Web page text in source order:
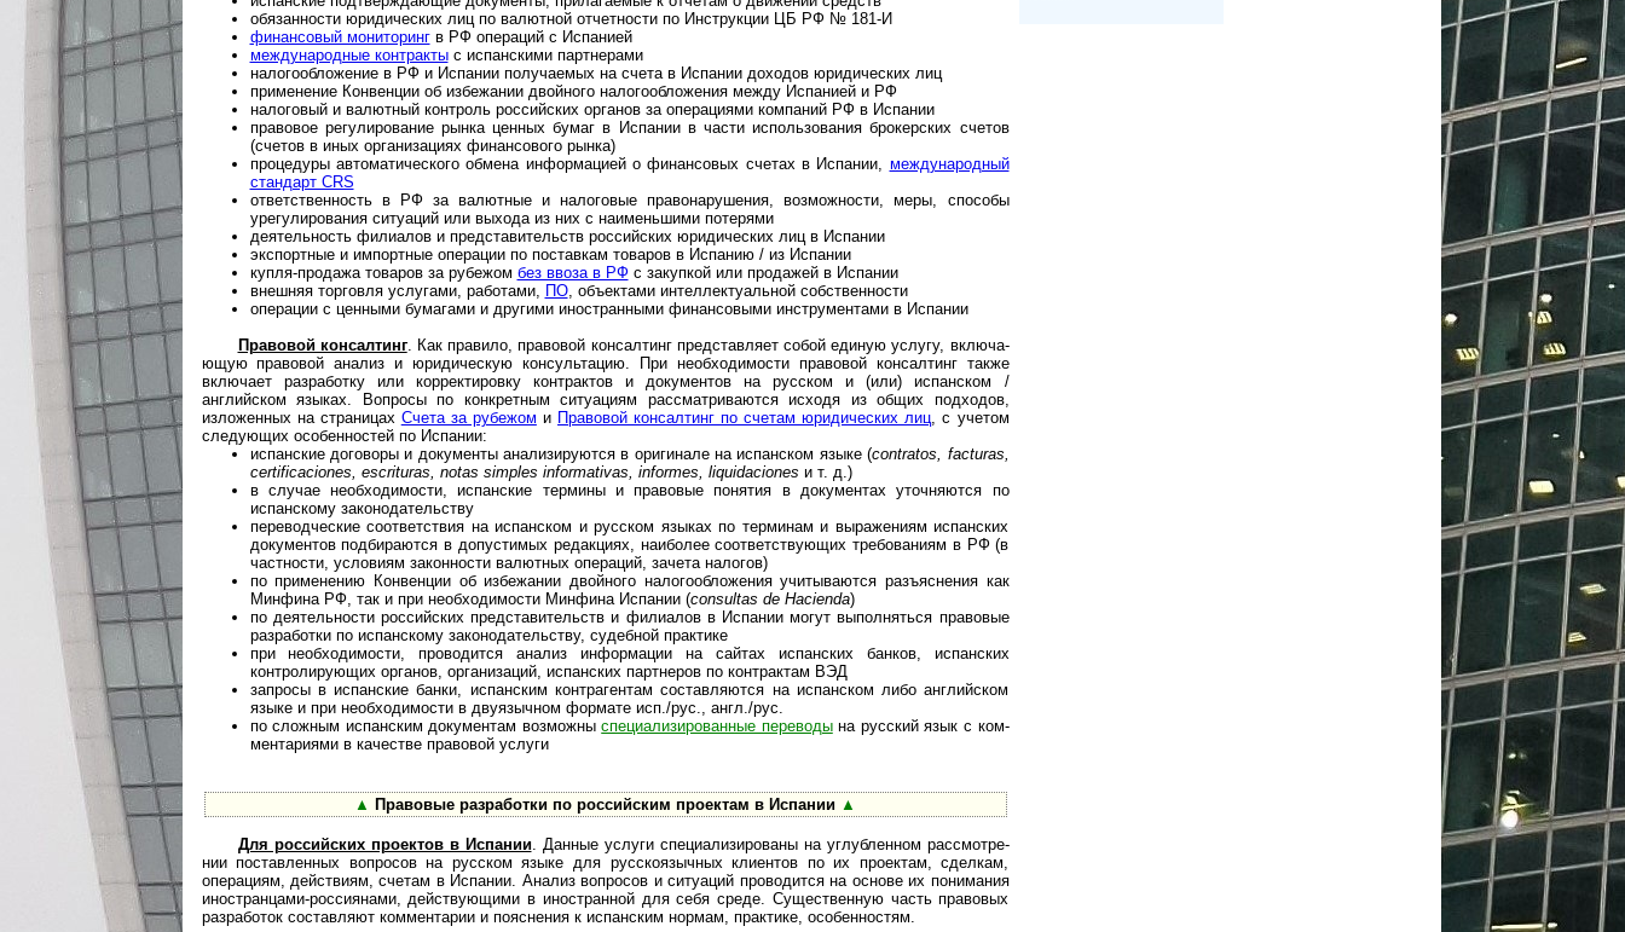
обязанности юридических лиц по валютной отчетности по Инструкции ЦБ РФ № 181-И
финансовый мониторингв РФ операций с Испанией
международные контрактыс испанскими партнерами
налогообложение в РФ и Испании получаемых на счета в Испании доходов юридических лиц
применение Конвенции об избежании двойного налогообложения между Испанией и РФ
налоговый и валютный контроль российских органов за операциями компаний РФ в Испании
правовое регулирование рынка ценных бумаг в Испании в части использования брокерских счетов
(счетов в иных организациях финансового рынка)
процедуры автоматического обмена информацией о финансовых счетах в Испании, международный
стандарт CRS
ответственность в РФ за валютные и налоговые правонарушения, возможности, меры, способы
урегулирования ситуаций или выхода из них с наименьшими потерями
деятельность филиалов и представительств российских юридических лиц в Испании
экспортные и импортные операции по поставкам товаров в Испанию / из Испании
купля-продажа товаров за рубежом без ввоза в РФс закупкой или продажей в Испании
внешняя торговля услугами, работами, ПО, объектами интеллектуальной собственности
операции с ценными бумагами и другими иностранными финансовыми инструментами в Испании
Правовой консалтинг. Как правило, правовой консалтинг представляет собой единую услугу, вклю­ча­
ю­щую правовой анализ и юридическую консультацию. При необходимости правовой консалтинг также
включает разработку или корректировку контрактов и документов на русском и (или) испанском /
английском языках. Вопросы по конкретным ситуациям рассматриваются исходя из общих подходов,
изложенных на страницах Счета за рубежом и Правовой консалтинг по счетам юридических лиц , с учетом
следующих осо­бен­нос­тей по Испании:
испанские договоры и документы анализируются в оригинале на испанском языке (contratos, facturas,
certificaciones, escrituras, notas simples informativas, informes, liquidaciones и т. д.)
в случае необходимости, испанские термины и правовые понятия в документах уточняются по
испанскому законодательству
переводческие соответствия на испанском и русском языках по терминам и выражениям испанских
документов подбираются в допустимых редакциях, наиболее соответствующих требованиям в РФ (в
частности, условиям законности валютных операций, зачета налогов)
по применению Конвенции об избежании двойного налогообложения учитываются разъяснения как
Минфина РФ, так и при необходимости Минфина Испании (consultas de Hacienda)
по деятельности российских представительств и филиалов в Испании могут выполняться правовые
разработки по испанскому законодательству, судебной практике
при необходимости, проводится анализ информации на сайтах испанских банков, испанских
контролирующих органов, организаций, испанских партнеров по контрактам ВЭД
запросы в испанские банки, испанским контрагентам составляются на испанском либо английском
языке и при необходимости в двуязычном формате исп./рус., англ./рус.
по сложным испанским документам возможныспециализированные переводына русский язык с ком­
мен­та­ри­я­ми в качестве правовой услуги
▲ Правовые разработки по российским проектам в Испании ▲
Для российских проектов в Испании. Данные услуги специализированы на углубленном рас­смот­ре­
нии поставленных вопросов на русском языке для русскоязычных клиентов по их проектам, сделкам,
операциям, действиям, счетам в Испании. Анализ вопросов и ситуаций проводится на основе их понимания
иностранцами-россиянами, действующими в иностранной для себя среде. Существенную часть правовых
разработок составляют комментарии и пояснения к испанским нормам, практике, особенностям.